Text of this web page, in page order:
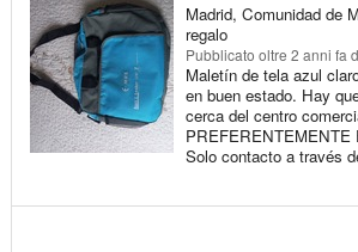
Madrid, Comunidad de
regalo
Pubblicato oltre 2 anni fa
Maletín de tela azul
en buen estado. Hay
cerca del centro
PREFERENTEMENTE
Solo contacto a través